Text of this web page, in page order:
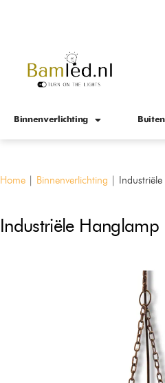
Binnenverlichting
Home | Binnenverlichting |
Industriële